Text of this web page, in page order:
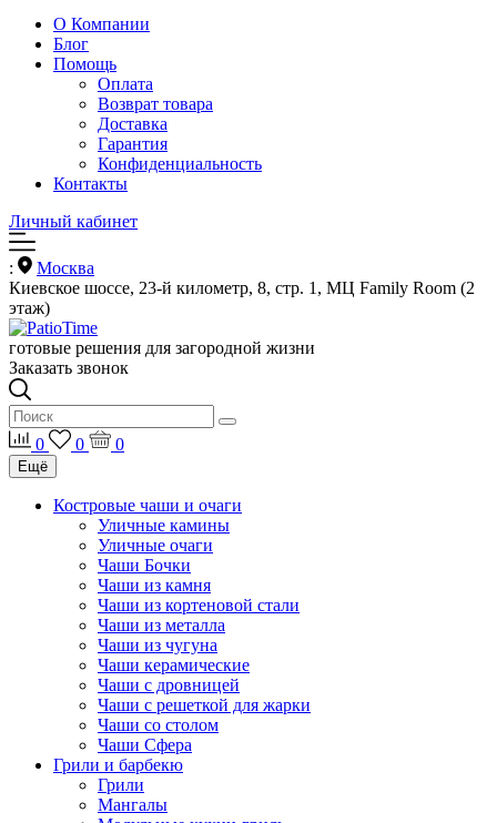
О Компании
Блог
Помощь
Оплата
Возврат товара
Доставка
Гарантия
Конфиденциальность
Контакты
Личный кабинет
:
Москва
Киевское шоссе, 23-й километр, 8, стр. 1, МЦ Family Room (2
этаж)
готовые решения для загородной жизни
Заказать звонок
0 0 0
Ещё
Костровые чаши и очаги
Уличные камины
Уличные очаги
Чаши Бочки
Чаши из камня
Чаши из кортеновой стали
Чаши из металла
Чаши из чугуна
Чаши керамические
Чаши с дровницей
Чаши с решеткой для жарки
Чаши со столом
Чаши Сфера
Грили и барбекю
Грили
Мангалы